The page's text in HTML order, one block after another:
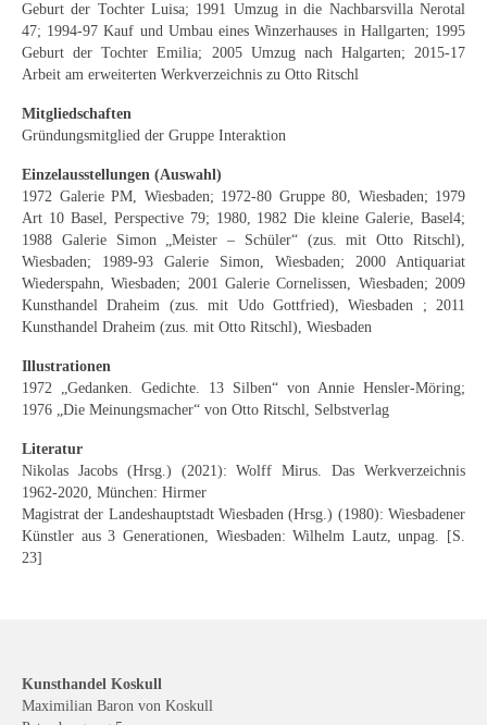
Düsseldorfer Künstler
Fränkische Künstler
Hamburger Künstler
Münchner Künstler
Pfälzer Künstler
Schwäbische Künstler
Weitere
Expressiver Realismus
Motive
Industrie & Arbeit
Mediterrane Landschaft
Stillleben
Geburt der Tochter Luisa; 1991 Umzug in die Nachbarsvilla Nerotal
47; 1994-97 Kauf und Umbau eines Winzerhauses in Hallgarten; 1995
Geburt der Tochter Emilia; 2005 Umzug nach Halgarten; 2015-17
Arbeit am erweiterten Werkverzeichnis zu Otto Ritschl
Mitgliedschaften
Gründungsmitglied der Gruppe Interaktion
Einzelausstellungen (Auswahl)
1972 Galerie PM, Wiesbaden; 1972-80 Gruppe 80, Wiesbaden; 1979
Art 10 Basel, Perspective 79; 1980, 1982 Die kleine Galerie, Basel4;
1988 Galerie Simon „Meister – Schüler“ (zus. mit Otto Ritschl),
Wiesbaden; 1989-93 Galerie Simon, Wiesbaden; 2000 Antiquariat
Wiederspahn, Wiesbaden; 2001 Galerie Cornelissen, Wiesbaden; 2009
Kunsthandel Draheim (zus. mit Udo Gottfried), Wiesbaden ; 2011
Kunsthandel Draheim (zus. mit Otto Ritschl), Wiesbaden
Illustrationen
1972 „Gedanken. Gedichte. 13 Silben“ von Annie Hensler-Möring;
1976 „Die Meinungsmacher“ von Otto Ritschl, Selbstverlag
Literatur
Nikolas Jacobs (Hrsg.) (2021): Wolff Mirus. Das Werkverzeichnis
1962-2020, München: Hirmer
Magistrat der Landeshauptstadt Wiesbaden (Hrsg.) (1980): Wiesbadener
Künstler aus 3 Generationen, Wiesbaden: Wilhelm Lautz, unpag. [S.
23]
Kunsthandel Koskull
Maximilian Baron von Koskull